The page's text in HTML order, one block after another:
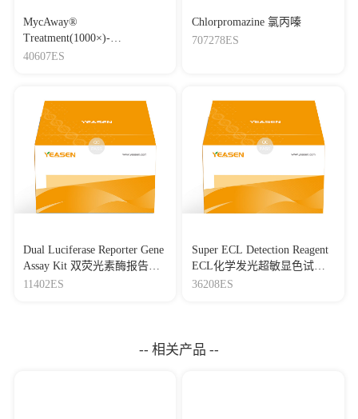
MycAway®
Treatment(1000×)-
Mycoplasma Elimination
40607ES
Chlorpromazine 氯丙嗪
707278ES
Dual Luciferase Reporter Gene
Assay Kit 双荧光素酶报告基
因检测试剂盒
11402ES
Super ECL Detection Reagent
ECL化学发光超敏显色试剂
盒
36208ES
-- 相关产品 --